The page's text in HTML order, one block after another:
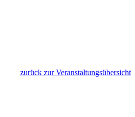
zurück zur Veranstaltungsübersicht